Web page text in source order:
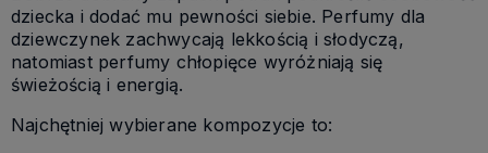
dziecka i dodać mu pewności siebie. Perfumy dla
dziewczynek zachwycają lekkością i słodyczą,
natomiast perfumy chłopięce wyróżniają się
świeżością i energią.
Najchętniej wybierane kompozycje to: